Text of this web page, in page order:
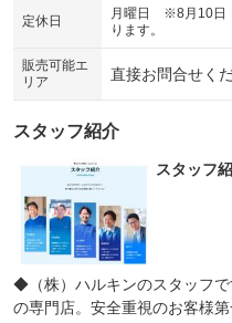
定休日
月曜日 ※8月10日
ります。
販売可能エ
リア
直接お問合せく
スタッフ紹介
スタッフ
◆（株）ハルキンのスタッフ
の専門店。安全重視のお客様第